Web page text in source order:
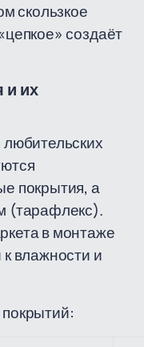
скользкое
создаёт
и их
покрытия, а
(тарафлекс).
в монтаже
влажности и